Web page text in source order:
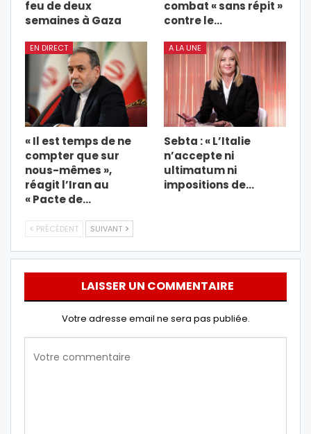
feu de deux
semaines à Gaza
combat « sans répit »
contre le…
EN DIRECT
« Il est temps de ne
compter que sur
nous-mêmes »,
réagit l’Iran au
« Pacte de…
A LA UNE
Sebta : « L’Italie
n’accepte ni
ultimatum ni
impositions de…
PRÉCÉDENT SUIVANT
LAISSER UN COMMENTAIRE
Votre adresse email ne sera pas publiée.